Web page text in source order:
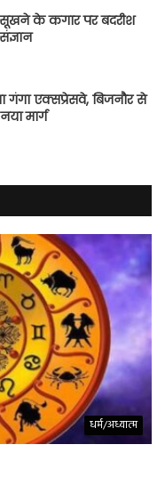
के कगार पर बदरीश
गंगा एक्सप्रेसवे, बिजनौर से
मार्ग
धर्म/अध्यात्म